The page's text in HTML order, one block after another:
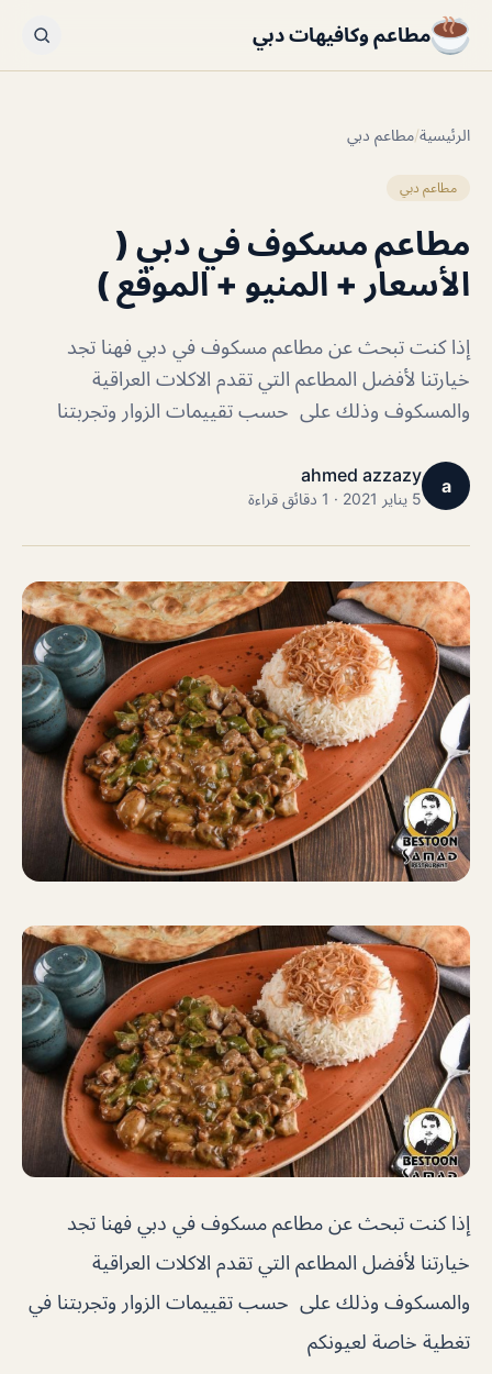
مطاعم وكافيهات دبي
الرئيسية/مطاعم دبي
مطاعم دبي
مطاعم مسكوف في دبي (
الأسعار + المنيو + الموقع )
إذا كنت تبحث عن مطاعم مسكوف في دبي فهنا تجد
خيارتنا لأفضل المطاعم التي تقدم الاكلات العراقية
والمسكوف وذلك على حسب تقييمات الزوار وتجربتنا
a
ahmed azzazy
5 يناير 2021 · 1 دقائق قراءة
إذا كنت تبحث عن مطاعم مسكوف في دبي فهنا تجد
خيارتنا لأفضل المطاعم التي تقدم الاكلات العراقية
والمسكوف وذلك على حسب تقييمات الزوار وتجربتنا في
تغطية خاصة لعيونكم